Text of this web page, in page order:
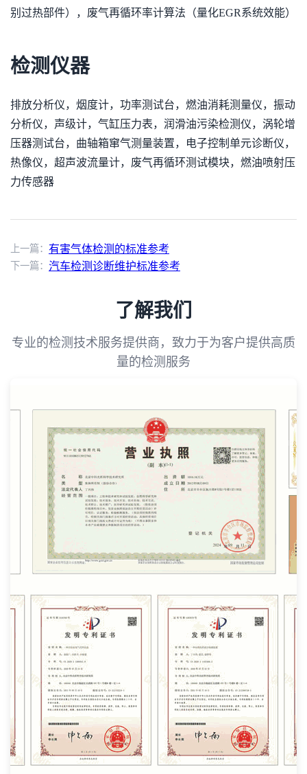
别过热部件），废气再循环率计算法（量化EGR系统效能）
检测仪器
排放分析仪，烟度计，功率测试台，燃油消耗测量仪，振动
分析仪，声级计，气缸压力表，润滑油污染检测仪，涡轮增
压器测试台，曲轴箱窜气测量装置，电子控制单元诊断仪，
热像仪，超声波流量计，废气再循环测试模块，燃油喷射压
力传感器
上一篇： 有害气体检测的标准参考
下一篇： 汽车检测诊断维护标准参考
了解我们
专业的检测技术服务提供商，致力于为客户提供高质
量的检测服务